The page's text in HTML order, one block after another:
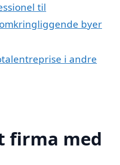
til
byer
i andre
firma med